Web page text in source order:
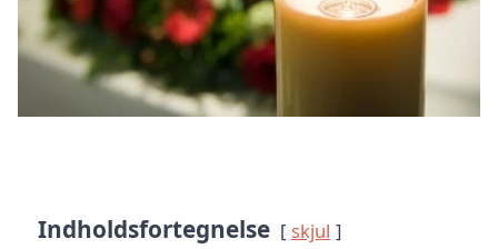
Indholdsfortegnelse skjul